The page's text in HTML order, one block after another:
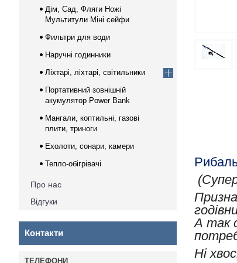
А так
Ні
Дім, Сад, Фляги Ножі
Мультитули Міні сейфи
Фильтри для води
Наручні годинники
Ліхтарі, ліхтарі, світильники
Портативний зовнішній
акумулятор Power Bank
Мангали, коптильні, газові
плити, триноги
Ехолоти, сонари, камери
Тепло-обігрівачі
Про нас
Відгуки
Контакти